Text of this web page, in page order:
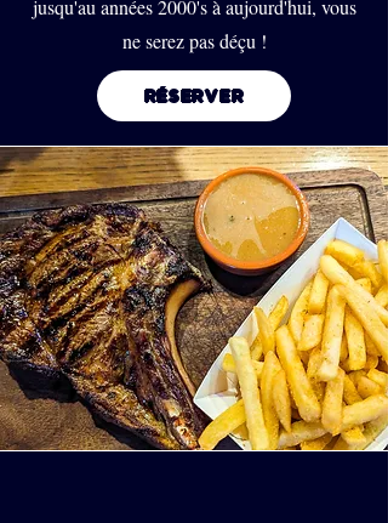
jusqu'au années 2000's à aujourd'hui, vous
ne serez pas déçu !
RÉSERVER